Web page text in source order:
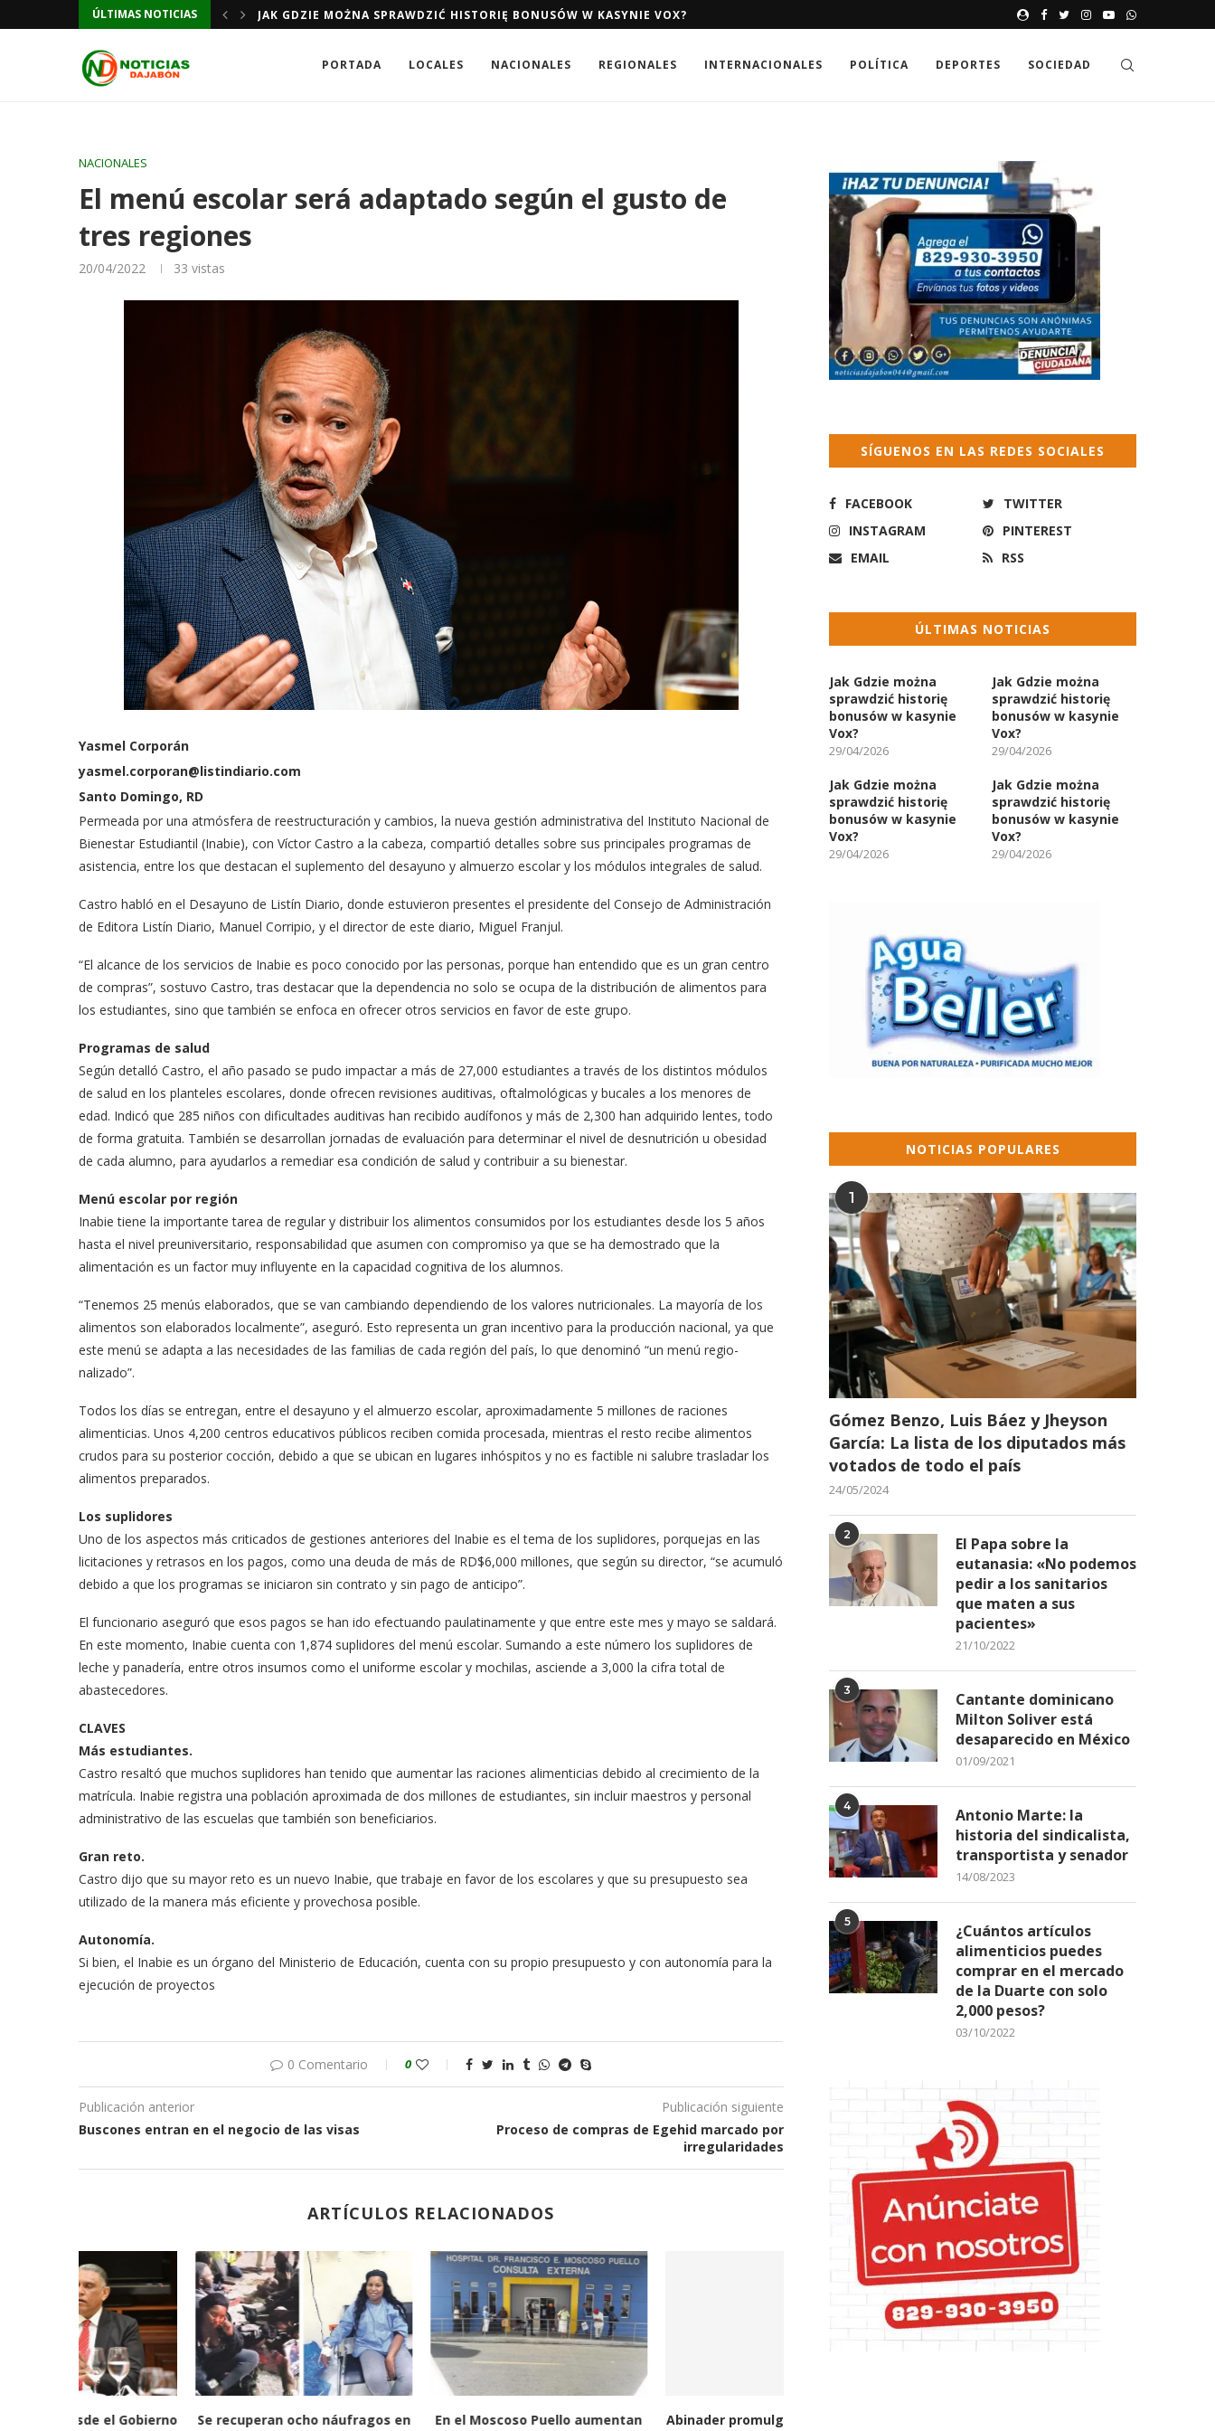
ÚLTIMAS NOTICIAS JAK GDZIE MOŻNA SPRAWDZIĆ HISTORIĘ BONUSÓW W KASYNIE VOX? JAK GDZIE MOŻNA
PORTADA LOCALES NACIONALES REGIONALES INTERNACIONALES POLÍTICA DEPORTES SOCIEDAD
NACIONALES
El menú escolar será adaptado según el gusto de
tres regiones
20/04/2022 33 vistas
Yasmel Corporán
yasmel.corporan@listindiario.com
Santo Domingo, RD
Permeada por una atmós­fera de reestructuración y cambios, la nueva gestión administrativa del Institu­to Nacional de
Bienestar Estudiantil (Inabie), con Víctor Castro a la cabeza, compartió detalles sobre sus principales programas de
asistencia, entre los que destacan el suplemento del desayuno y almuerzo esco­lar y los módulos integrales de salud.
Castro habló en el Desa­yuno de Listín Diario, don­de estuvieron presentes el presidente del Consejo de Administración
de Editora Listín Diario, Manuel Corri­pio, y el director de este dia­rio, Miguel Franjul.
“El alcance de los servi­cios de Inabie es poco co­nocido por las personas, porque han entendido que es un gran centro
de compras”, sostuvo Castro, tras destacar que la de­pendencia no solo se ocu­pa de la distribución de alimentos para
los estu­diantes, sino que también se enfoca en ofrecer otros servicios en favor de este grupo.
Programas de salud
Según detalló Castro, el año pasado se pudo impac­tar a más de 27,000 estu­diantes a través de los dis­tintos módulos
de salud en los planteles escolares, donde ofrecen revisiones auditivas, oftalmológicas y bucales a los menores de
edad. Indicó que 285 ni­ños con dificultades auditi­vas han recibido audífonos y más de 2,300 han adqui­rido lentes, todo
de forma gratuita. También se de­sarrollan jornadas de eva­luación para determinar el nivel de desnutrición u obesidad
de cada alumno, para ayudarlos a remediar esa condición de salud y contribuir a su bienestar.
Menú escolar por región
Inabie tiene la importante tarea de regular y distribuir los alimentos consumidos por los estudiantes desde los 5 años
hasta el nivel preuni­versitario, responsabilidad que asumen con compromi­so ya que se ha demostrado que la
alimentación es un factor muy influyente en la capacidad cognitiva de los alumnos.
“Tenemos 25 menús ela­borados, que se van cam­biando dependiendo de los valores nutricionales. La mayoría de los
alimentos son elaborados localmente”, aseguró. Esto representa un gran incentivo para la pro­ducción nacional, ya que
es­te menú se adapta a las ne­cesidades de las familias de cada región del país, lo que denominó “un menú regio­
nalizado”.
Todos los días se entre­gan, entre el desayuno y el almuerzo escolar, aproxi­madamente 5 millones de raciones
alimenticias. Unos 4,200 centros educativos públicos reciben comida procesada, mientras el res­to recibe alimentos
crudos para su posterior cocción, debido a que se ubican en lugares inhóspitos y no es factible ni salubre trasladar los
alimentos preparados.
Los suplidores
Uno de los aspectos más cri­ticados de gestiones anterio­res del Inabie es el tema de los suplidores, porquejas en las
licitaciones y retrasos en los pagos, como una deuda de más de RD$6,000 millo­nes, que según su director, “se acumuló
debido a que los programas se iniciaron sin contrato y sin pago de anticipo”.
El funcionario aseguró que esos pagos se han ido efectuando paulatinamente y que entre este mes y mayo se saldará.
En este momen­to, Inabie cuenta con 1,874 suplidores del menú esco­lar. Sumando a este núme­ro los suplidores de
leche y panadería, entre otros in­sumos como el uniforme escolar y mochilas, ascien­de a 3,000 la cifra total de
abastecedores.
CLAVES
Más estudiantes.
Castro resaltó que mu­chos suplidores han te­nido que aumentar las raciones alimenticias de­bido al crecimiento de la
matrícula. Inabie re­gistra una población aproximada de dos mi­llones de estudiantes, sin incluir maestros y personal
administrativo de las escuelas que tam­bién son beneficiarios.
Gran reto.
Castro dijo que su ma­yor reto es un nuevo In­abie, que trabaje en fa­vor de los escolares y que su presupuesto sea
utilizado de la manera más eficiente y prove­chosa posible.
Autonomía.
Si bien, el Inabie es un órgano del Ministerio de Educación, cuenta con su propio presupuesto y con autonomía para la
ejecución de proyectos
0 Comentario 0
Publicación anterior
Buscones entran en el negocio de las visas
Publicación siguiente
Proceso de compras de Egehid marcado por
irregularidades
ARTÍCULOS RELACIONADOS
Abinader promulga decreto para
Salud Pública reporta 1,160 casos
Tiempo de retiro pasó para 41
SÍGUENOS EN LAS REDES SOCIALES
FACEBOOK
TWITTER
INSTAGRAM
PINTEREST
EMAIL
RSS
ÚLTIMAS NOTICIAS
Jak Gdzie można
sprawdzić historię
bonusów w kasynie
Vox?
29/04/2026
Jak Gdzie można
sprawdzić historię
bonusów w kasynie
Vox?
29/04/2026
Jak Gdzie można
sprawdzić historię
bonusów w kasynie
Vox?
29/04/2026
Jak Gdzie można
sprawdzić historię
bonusów w kasynie
Vox?
29/04/2026
NOTICIAS POPULARES
1
Gómez Benzo, Luis Báez y Jheyson
García: La lista de los diputados más
votados de todo el país
24/05/2024
2
El Papa sobre la
eutanasia: «No podemos
pedir a los sanitarios
que maten a sus
pacientes»
21/10/2022
3
Cantante dominicano
Milton Soliver está
desaparecido en México
01/09/2021
4
Antonio Marte: la
historia del sindicalista,
transportista y senador
14/08/2023
5
¿Cuántos artículos
alimenticios puedes
comprar en el mercado
de la Duarte con solo
2,000 pesos?
03/10/2022